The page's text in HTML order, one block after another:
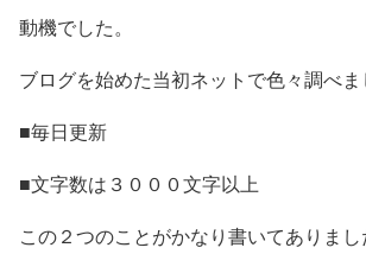
動機でした。
ブログを始めた当初ネットで色々調べま
■毎日更新
■文字数は３０００文字以上
この２つのことがかなり書いてありまし